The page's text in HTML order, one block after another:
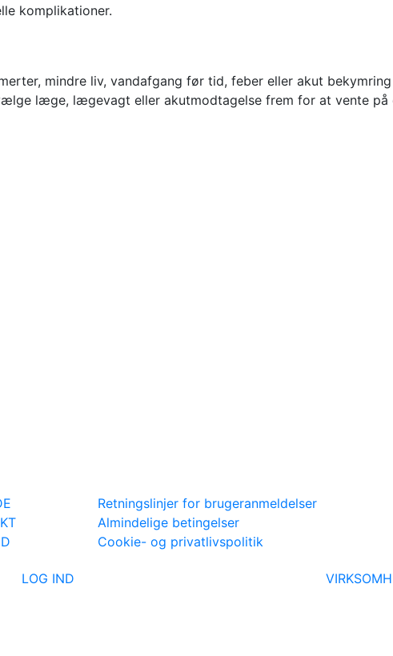
komplikationer.
mindre liv, vandafgang før tid, feber eller akut
læge, lægevagt eller akutmodtagelse frem for at vente på
Retningslinjer for brugeranmeldelser
Almindelige betingelser
Cookie- og privatlivspolitik
LOG IND